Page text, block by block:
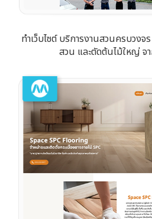
ทำเว็บไซต์ บริการงานสวนครบวง
สวน และตัดต้นไม้ใหญ่ จ